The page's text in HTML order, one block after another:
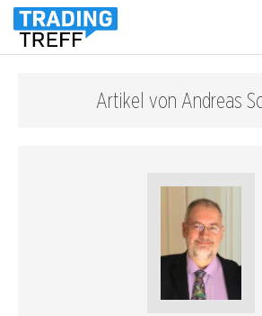
Artikel von Andreas